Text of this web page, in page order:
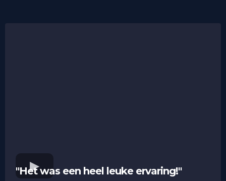
"Het was een heel leuke ervaring!"